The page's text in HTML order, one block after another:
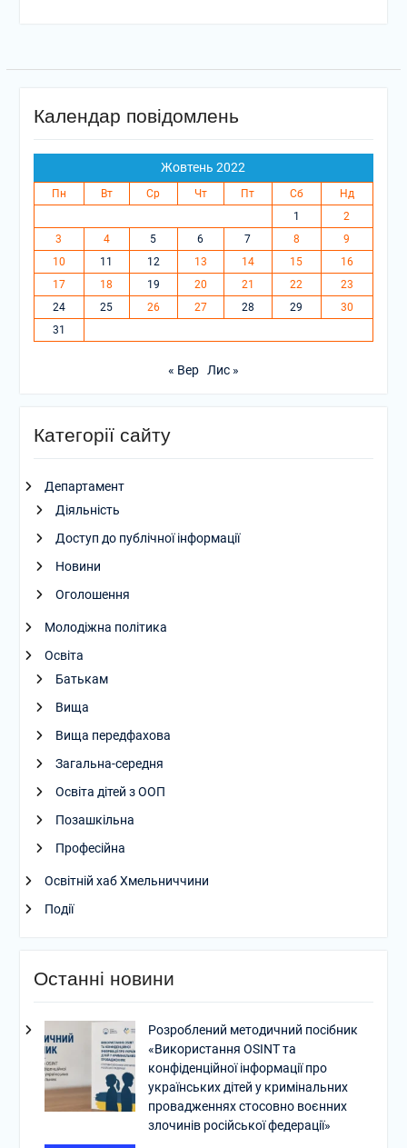
Календар повідомлень
Жовтень 2022
Пн Вт Ср Чт Пт Сб
Нд
1
2
3
4 5 6 7 8
9
10
11 12 13 14 15
16
17
18 19 20 21 22
23
24
25 26 27 28 29
30
31
« Вер Лис »
Категорії сайту
Департамент
Діяльність
Доступ до публічної інформації
Новини
Оголошення
Молодіжна політика
Освіта
Батькам
Вища
Вища передфахова
Загальна-середня
Освіта дітей з ООП
Позашкільна
Професійна
Освітній хаб Хмельниччини
Події
Останні новини
Розроблений методичний посібник
«Використання OSINT та
конфіденційної інформації про
українських дітей у кримінальних
провадженнях стосовно воєнних
злочинів російської федерації»